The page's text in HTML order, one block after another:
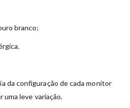
branco;
da configuração de cada monitor
leve variação.